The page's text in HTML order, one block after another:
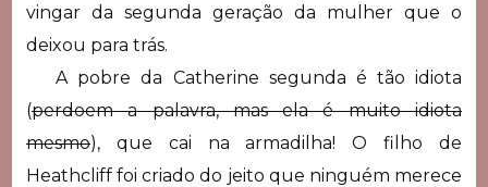
vingar da segunda geração da mulher que o
deixou para trás.
A pobre da Catherine segunda é tão idiota
(perdoem a palavra, mas ela é muito idiota
mesmo), que cai na armadilha! O filho de
Heathcliff foi criado do jeito que ninguém merece